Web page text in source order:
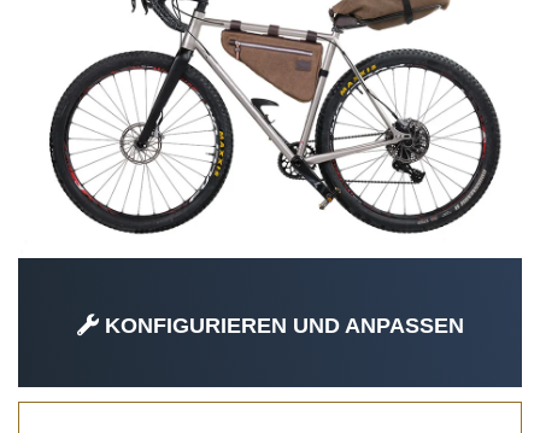
KONFIGURIEREN UND ANPASSEN